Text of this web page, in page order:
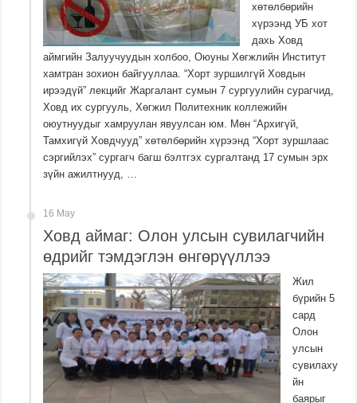
хөтөлбөрийн
хүрээнд УБ хот
дахь Ховд
аймгийн Залуучуудын холбоо, Оюуны Хөгжлийн Институт
хамтран зохион байгууллаа. “Хорт зуршилгүй Ховдын
ирээдүй” лекцийг Жаргалант сумын 7 сургуулийн сурагчид,
Ховд их сургууль, Хөгжил Политехник коллежийн
оюутнуудыг хамруулан явуулсан юм. Мөн “Архигүй,
Тамхигүй Ховдчууд” хөтөлбөрийн хүрээнд “Хорт зуршлаас
сэргийлэх” сургагч багш бэлтгэх сургалтанд 17 сумын эрх
зүйн ажилтнууд, …
16 May
Ховд аймаг: Олон улсын сувилагчийн
өдрийг тэмдэглэн өнгөрүүллээ
Жил
бүрийн 5
сард
Олон
улсын
сувилаху
йн
баярыг